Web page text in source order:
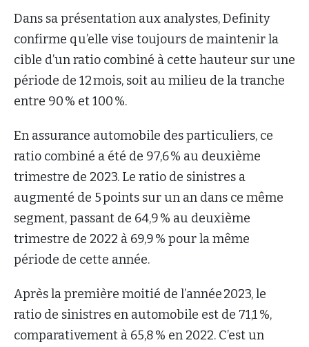
Dans sa présentation aux analystes, Definity
confirme qu’elle vise toujours de maintenir la
cible d’un ratio combiné à cette hauteur sur une
période de 12 mois, soit au milieu de la tranche
entre 90 % et 100 %.
En assurance automobile des particuliers, ce
ratio combiné a été de 97,6 % au deuxième
trimestre de 2023. Le ratio de sinistres a
augmenté de 5 points sur un an dans ce même
segment, passant de 64,9 % au deuxième
trimestre de 2022 à 69,9 % pour la même
période de cette année.
Après la première moitié de l’année 2023, le
ratio de sinistres en automobile est de 71,1 %,
comparativement à 65,8 % en 2022. C’est un